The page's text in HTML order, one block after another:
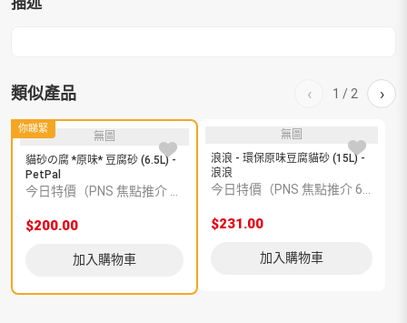
類似產品 ‹ 1 / 2 ›
你睇緊
無圖
貓砂の腐 *原味* 豆腐砂 (6.5L) -
PetPal
今日特價（PNS 焦點推介 6600004495）
$200.00
加入購物車
無圖
浪浪 - 環保原味豆腐貓砂 (15L) -
浪浪
今日特價（PNS 焦點推介 6600004431）
$231.00
加入購物車